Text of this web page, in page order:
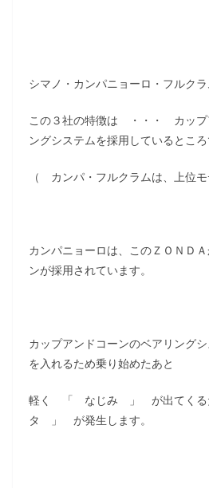
シマノ・カンパニョーロ・フルクラ
この３社の特徴は ・・・ カップ
ングシステムを採用しているところ
（ カンパ・フルクラムは、上位
カンパニョーロは、このＺＯＮＤ
ンが採用されています。
カップアンドコーンのベアリング
を入れるため乗り始めたあと
軽く 「 なじみ 」 が出てく
タ 」 が発生します。